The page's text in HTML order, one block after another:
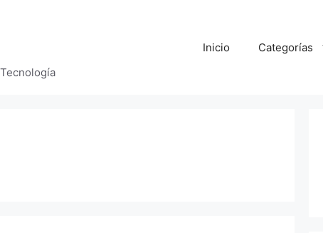
Inicio Categorías